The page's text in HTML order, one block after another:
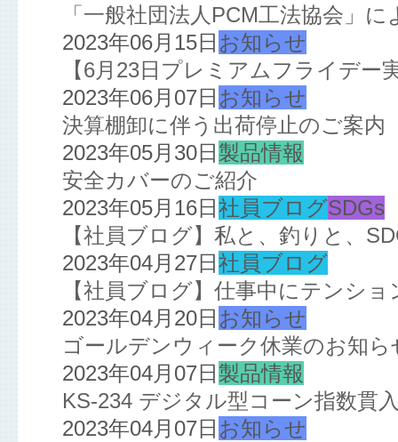
「一般社団法人PCM工法協会」
2023年06月15日 お知らせ
【6月23日プレミアムフライデー
2023年06月07日 お知らせ
決算棚卸に伴う出荷停止のご案内
2023年05月30日 製品情報
安全カバーのご紹介
2023年05月16日 社員ブログSDGs
【社員ブログ】私と、釣りと、
2023年04月27日 社員ブログ
【社員ブログ】仕事中にテンシ
2023年04月20日 お知らせ
ゴールデンウィーク休業のお知ら
2023年04月07日 製品情報
KS-234 デジタル型コーン指数貫
2023年04月07日 お知らせ